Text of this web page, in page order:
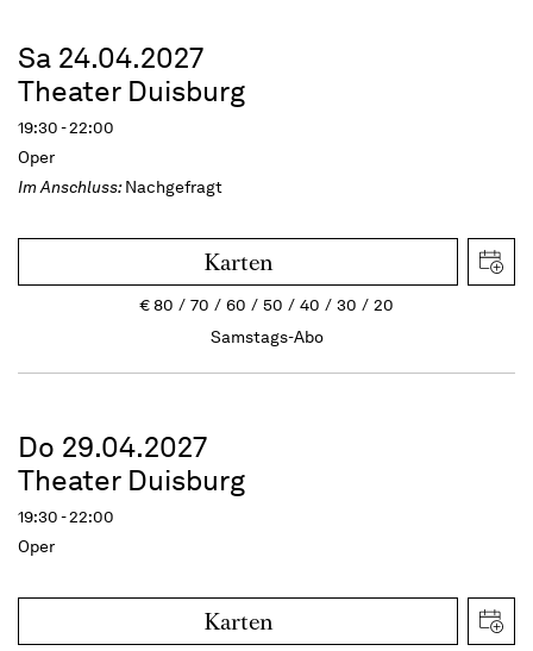
Sa 24.04.2027
Theater Duisburg
19:30 - 22:00
Oper
Im Anschluss:Nachgefragt
Karten
€80 70 60 50 40 30
20
Samstags-Abo
Do 29.04.2027
Theater Duisburg
19:30 - 22:00
Oper
Karten